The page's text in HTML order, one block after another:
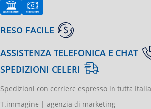
RESO FACILE
ASSISTENZA TELEFONICA E CHAT
SPEDIZIONI CELERI
Spedizioni con corriere espresso in tutta Italia
T.immagine | agenzia di marketing